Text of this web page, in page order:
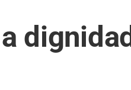
dignidad